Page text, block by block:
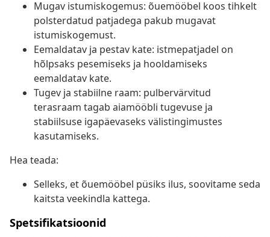
Mugav istumiskogemus: õuemööbel koos tihkelt
polsterdatud patjadega pakub mugavat
istumiskogemust.
Eemaldatav ja pestav kate: istmepatjadel on
hõlpsaks pesemiseks ja hooldamiseks
eemaldatav kate.
Tugev ja stabiilne raam: pulbervärvitud
terasraam tagab aiamööbli tugevuse ja
stabiilsuse igapäevaseks välistingimustes
kasutamiseks.
Hea teada:
Selleks, et õuemööbel püsiks ilus, soovitame seda
kaitsta veekindla kattega.
Spetsifikatsioonid